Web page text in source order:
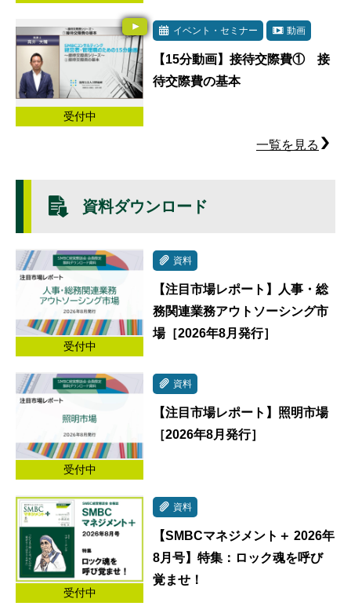
受付中
イベント・セミナー 動画
【15分動画】接待交際費① 接
待交際費の基本
一覧を見る
資料ダウンロード
受付中
資料
【注目市場レポート】人事・総
務関連業務アウトソーシング市
場［2026年8月発行］
受付中
資料
【注目市場レポート】照明市場
［2026年8月発行］
受付中
資料
【SMBCマネジメント＋ 2026年
8月号】特集：ロック魂を呼び
覚ませ！